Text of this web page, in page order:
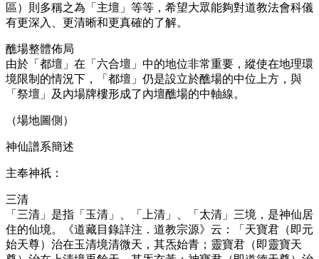
區）則多稱之為「主壇」等等，希望大眾能夠對道教法會科儀
有更深入、更清晰和更真確的了解。
醮場整體佈局
由於「都壇」在「六合壇」中的地位非常重要，縱使在地理環
境限制的情況下，「都壇」仍是設立於醮場的中位上方，與
「祭壇」及內場牌樓形成了內壇醮場的中軸線。
（場地圖側）
神仙譜系簡述
主奉神祇：
三清
「三清」是指「玉清」、「上清」、「太清」三境，是神仙居
住的仙境。《道藏目錄詳注．道教宗源》云：「天寶君（即元
始天尊）治在玉清境清微天，其炁始青；靈寶君（即靈寶天